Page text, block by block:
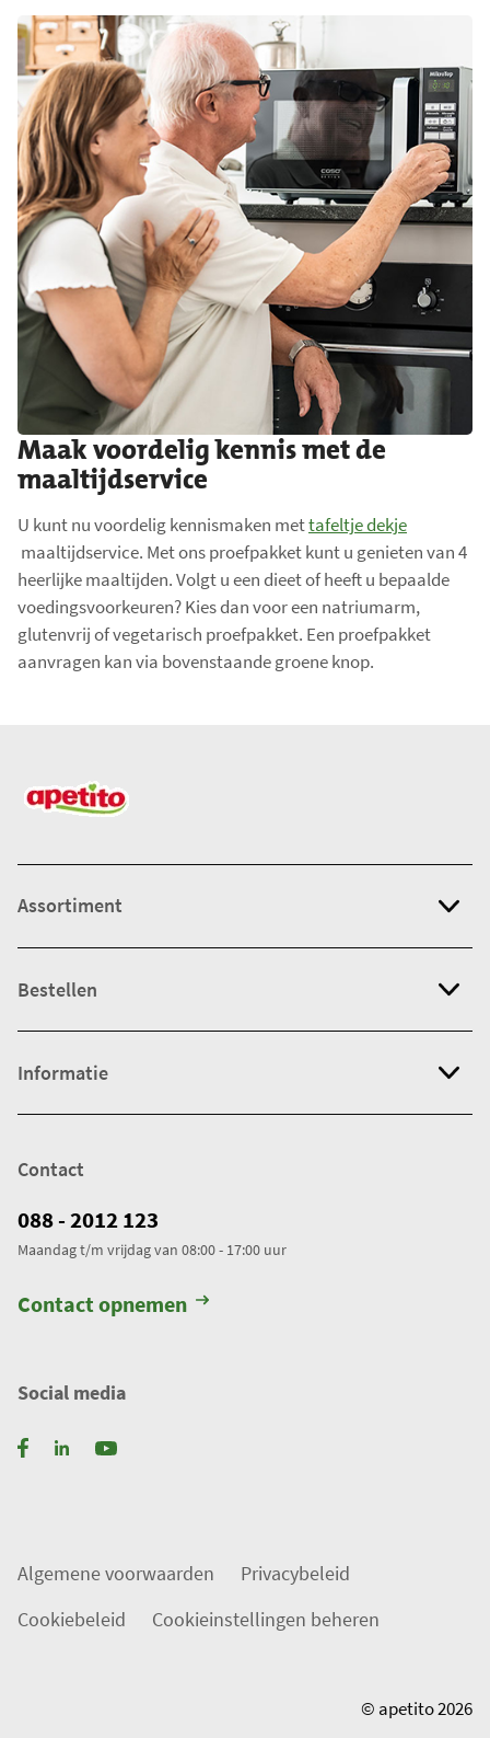
Maak voordelig kennis met de
maaltijdservice
U kunt nu voordelig kennismaken mettafeltje dekje
maaltijdservice. Met ons proefpakket kunt u genieten van 4
heerlijke maaltijden. Volgt u een dieet of heeft u bepaalde
voedingsvoorkeuren? Kies dan voor een natriumarm,
glutenvrij of vegetarisch proefpakket. Een proefpakket
aanvragen kan via bovenstaande groene knop.
Assortiment
Bestellen
Informatie
Contact
088 - 2012 123
Maandag t/m vrijdag van 08:00 - 17:00 uur
Contact opnemen
Social media
Algemene voorwaarden
Privacybeleid
Cookiebeleid
Cookieinstellingen beheren
© apetito 2026